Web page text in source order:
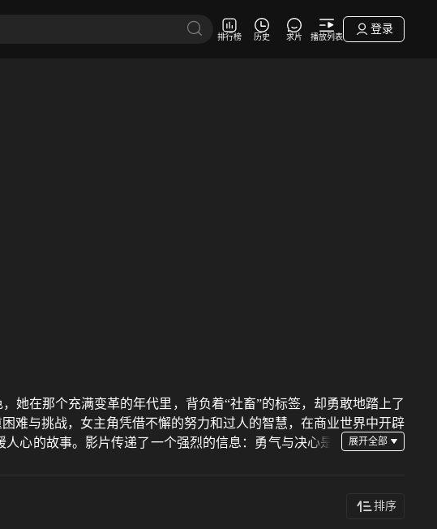
排行榜 历史 求片 播放列表
登录
她在那个充满变革的年代里，背负着“社畜”的标签，却勇敢地踏上了
难与挑战，女主角凭借不懈的努力和过人的智慧，在商业世界中开辟
心的故事。影片传递了一个强烈的信息：勇气与决心是
排序